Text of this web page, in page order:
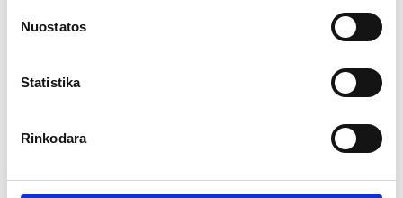
Nuostatos
Statistika
Rinkodara
2021-01-11
uždarytas vyno eksportas – tokia PAR vyndarių “nuotykių”